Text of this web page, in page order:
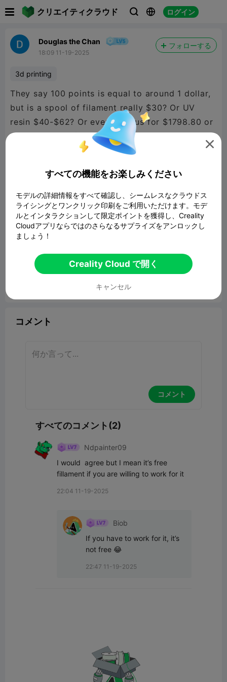
クリエイティクラウド   ログイン
Douglas the Chan
18:09 11-19-2025
フォローする
3d printing
They say 100 points is equal to around 1 dollar,
but is a spool of filament really $30? Or UV
resin $40-$62? Or even K2 plus for $1798.80 or
Creality Hi for $369? The points shop is WAY
too overpriced...
コメント
コメント
すべてのコメント(2)
Ndpainter09
I would  agree but I mean it’s free
fillament if you are willing to work for it
22:04 11-19-2025
Biob
If you have to work for it, it’s
not free 😂
22:47 11-19-2025

すべての機能をお楽しみください
モデルの詳細情報をすべて確認し、シームレスなクラウドス
ライシングとワンクリック印刷をご利用いただけます。モデ
ルとインタラクションして限定ポイントを獲得し、Creality
Cloudアプリならではのさらなるサプライズをアンロックし
ましょう！
Creality Cloud で開く
キャンセル